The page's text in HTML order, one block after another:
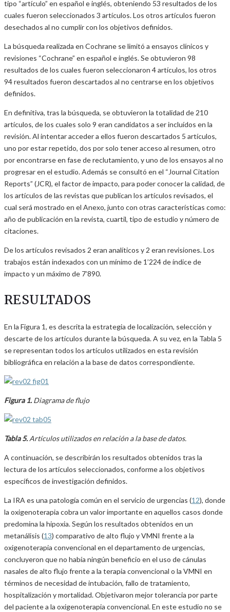
tipo “artículo” en español e inglés, obteniendo 53 resultados de los
cuales fueron seleccionados 3 artículos. Los otros artículos fueron
desechados al no cumplir con los objetivos definidos.
La búsqueda realizada en Cochrane se limitó a ensayos clínicos y
revisiones “Cochrane” en español e inglés. Se obtuvieron 98
resultados de los cuales fueron seleccionaron 4 artículos, los otros
94 resultados fueron descartados al no centrarse en los objetivos
definidos.
En definitiva, tras la búsqueda, se obtuvieron la totalidad de 210
artículos, de los cuales solo 9 eran candidatos a ser incluídos en la
revisión. Al intentar acceder a ellos fueron descartados 5 artículos,
uno por estar repetido, dos por solo tener acceso al resumen, otro
por encontrarse en fase de reclutamiento, y uno de los ensayos al no
progresar en el estudio. Además se consultó en el “Journal Citation
Reports” (JCR), el factor de impacto, para poder conocer la calidad, de
los artículos de las revistas que publican los artículos revisados, el
cual será mostrado en el Anexo, junto con otras características como:
año de publicación en la revista, cuartil, tipo de estudio y número de
citaciones.
De los artículos revisados 2 eran analíticos y 2 eran revisiones. Los
trabajos están indexados con un mínimo de 1’224 de índice de
impacto y un máximo de 7’890.
RESULTADOS
En la Figura 1, es descrita la estrategia de localización, selección y
descarte de los artículos durante la búsqueda. A su vez, en la Tabla 5
se representan todos los artículos utilizados en esta revisión
bibliográfica en relación a la base de datos correspondiente.
Figura 1. Diagrama de flujo
Tabla 5. Artículos utilizados en relación a la base de datos.
A continuación, se describirán los resultados obtenidos tras la
lectura de los artículos seleccionados, conforme a los objetivos
específicos de investigación definidos.
La IRA es una patología común en el servicio de urgencias (12), donde
la oxigenoterapia cobra un valor importante en aquellos casos donde
predomina la hipoxia. Según los resultados obtenidos en un
metanálisis (13) comparativo de alto flujo y VMNI frente a la
oxigenoterapia convencional en el departamento de urgencias,
concluyeron que no había ningún beneficio en el uso de cánulas
nasales de alto flujo frente a la terapia convencional o la VMNI en
términos de necesidad de intubación, fallo de tratamiento,
hospitalización y mortalidad. Objetivaron mejor tolerancia por parte
del paciente a la oxigenoterapia convencional. En este estudio no se